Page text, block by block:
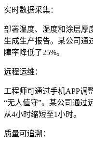
实时数据采集：
部署温度、湿度和涂层厚
生成生产报告。某公司通
障率降低了25%。
远程运维：
工程师可通过手机APP调
“无人值守”。某公司通过
从4小时缩短至1小时。
质量可追溯：